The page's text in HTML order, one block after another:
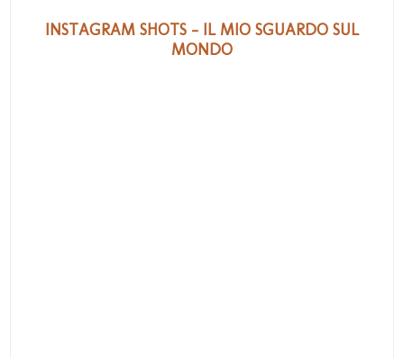
INSTAGRAM SHOTS - IL MIO SGUARDO SUL
MONDO